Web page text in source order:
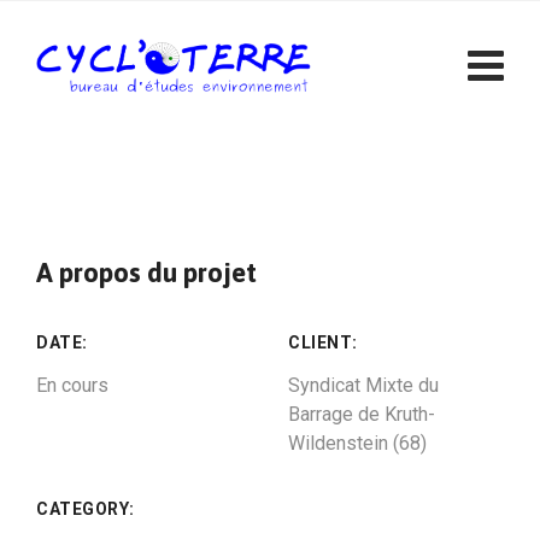
content
A propos du projet
DATE:
En cours
CLIENT:
Syndicat Mixte du
Barrage de Kruth-
Wildenstein (68)
CATEGORY: